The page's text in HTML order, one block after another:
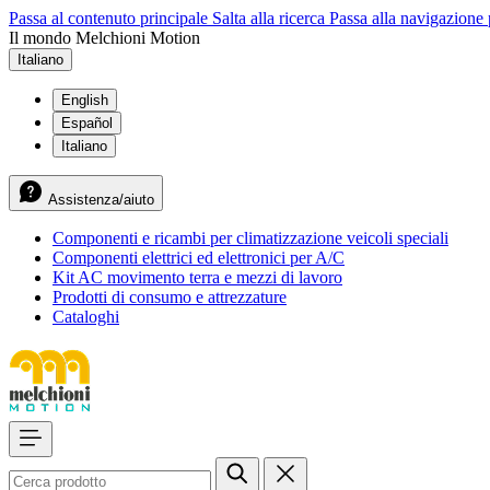
Passa al contenuto principale Salta alla ricerca Passa alla
Il mondo Melchioni Motion
Italiano
English
Español
Italiano
Assistenza/aiuto
Componenti e ricambi per climatizzazione veicoli speciali
Componenti elettrici ed elettronici per A/C
Kit AC movimento terra e mezzi di lavoro
Prodotti di consumo e attrezzature
Cataloghi